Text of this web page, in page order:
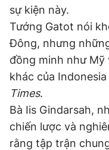
Tổng biên tập: Nguyễn
Phó tổng biên tập
Phó tổng biên tập: Trần
Tổng thư ký tòa soạn:
Giấy phép xuất bản số
© 2003-2026 Bản quyền
chép dưới mọi hình thức
bản. Phát triển bởi ePi
sự kiện này.
Tướng Gatot nói
Đông, nhưng
đồng minh như Mỹ
khác của
Times.
Bà Iis Gindarsah,
chiến lược và
rằng tập trận